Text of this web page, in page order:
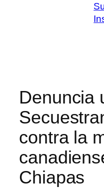
Denuncia
contra la
Chiapas